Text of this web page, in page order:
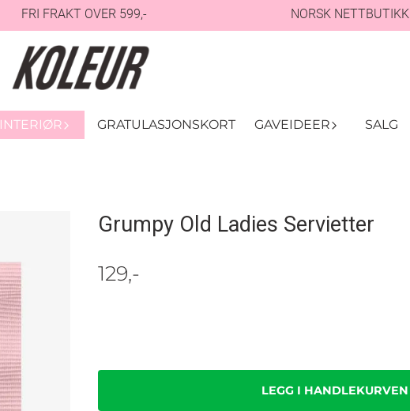
FRI FRAKT OVER 599,- NORSK NETTBUTIKK
INTERIØR GRATULASJONSKORT GAVEIDEER SALG
Grumpy Old Ladies Servietter
129,-